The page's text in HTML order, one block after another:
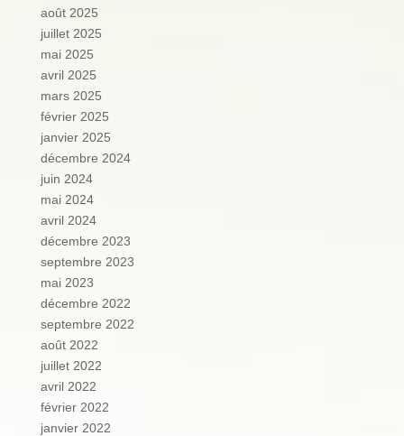
août 2025
juillet 2025
mai 2025
avril 2025
mars 2025
février 2025
janvier 2025
décembre 2024
juin 2024
mai 2024
avril 2024
décembre 2023
septembre 2023
mai 2023
décembre 2022
septembre 2022
août 2022
juillet 2022
avril 2022
février 2022
janvier 2022